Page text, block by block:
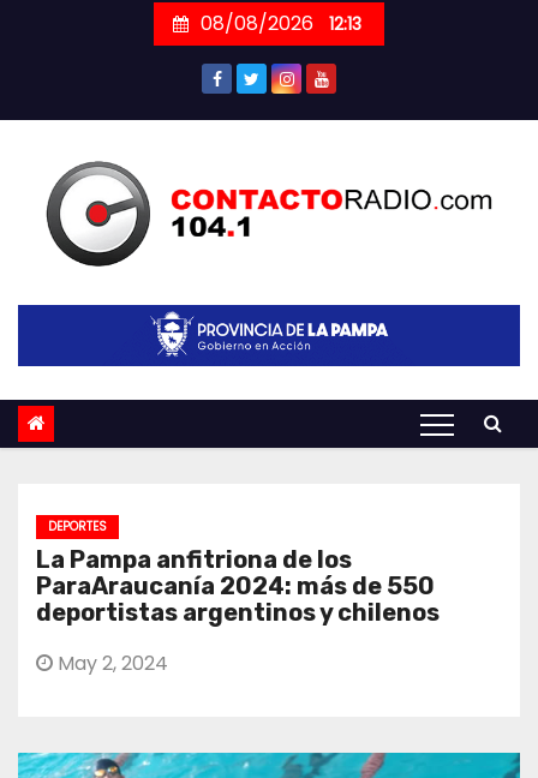
08/08/2026 12:13
DEPORTES
La Pampa anfitriona de los
ParaAraucanía 2024: más de 550
deportistas argentinos y chilenos
May 2, 2024